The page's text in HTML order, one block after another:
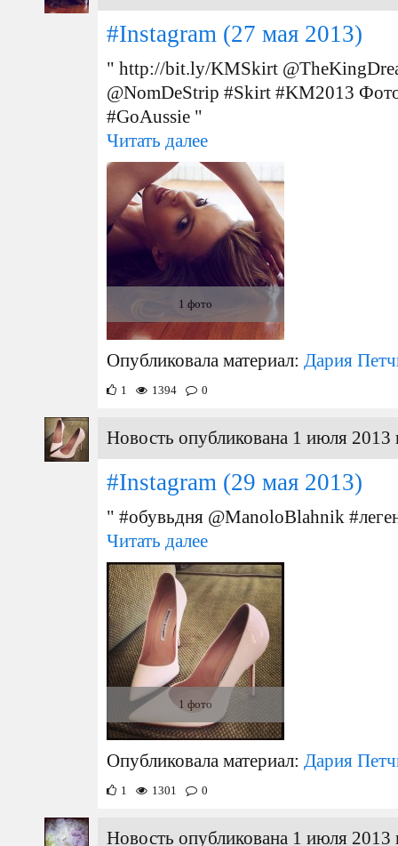
#Instagram (27 мая 2013)
" http://bit.ly/KMSkirt
@NomDeStrip #Skirt #KM2013
#GoAussie "
Читать далее
1 фото
Опубликовала материал: Дария
1 1394 0
Новость опубликована 1 июля 2013
#Instagram (29 мая 2013)
" #обувьдня @ManoloBlahnik
Читать далее
1 фото
Опубликовала материал: Дария
1 1301 0
Новость опубликована 1 июля 2013